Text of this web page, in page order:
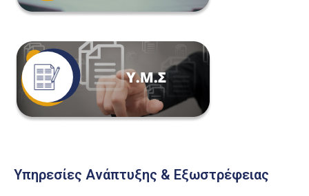
Υπηρεσίες Ανάπτυξης & Εξωστρέφειας